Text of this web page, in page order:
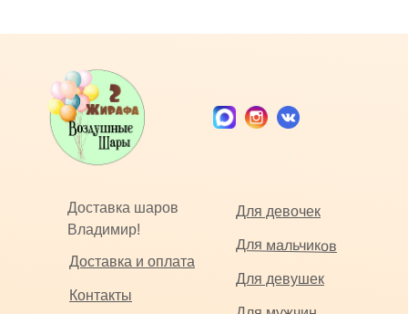
Доставка шаров
Владимир!
Для девочек
Для мальчиков
Для девушек
Доставка и оплата
Контакты